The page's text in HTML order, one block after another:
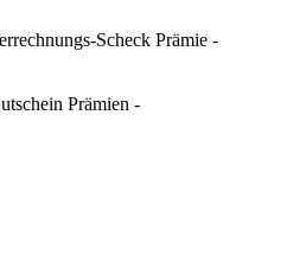
Scheck Prämie -
Prämien -